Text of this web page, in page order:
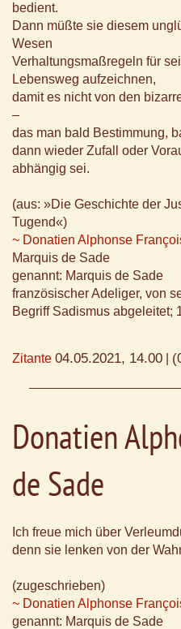
bedient.
Dann müßte sie diesem
Wesen
Verhaltungsmaßregeln für
Lebensweg aufzeichnen,
damit es nicht von den
–
das man bald Bestimmung,
dann wieder Zufall oder
abhängig sei.
(aus: »Die Geschichte der
Tugend«)
~ Donatien Alphonse
Marquis de Sade
genannt: Marquis de Sade
französischer Adeliger, von
Begriff Sadismus abgeleitet;
Zitante 04.05.2021, 14.00
Donatien
de Sade
Ich freue mich über
denn sie lenken von der
(zugeschrieben)
~ Donatien Alphonse
genannt: Marquis de Sade